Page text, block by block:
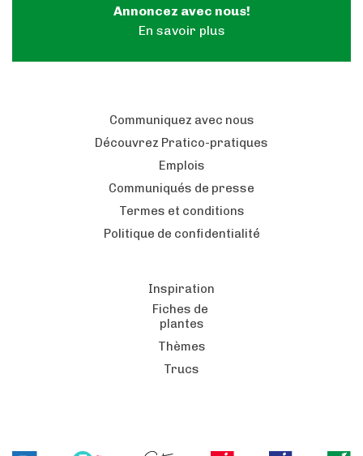
Annoncez avec nous!
En savoir plus
Communiquez avec nous
Découvrez Pratico-pratiques
Emplois
Communiqués de presse
Termes et conditions
Politique de confidentialité
Inspiration
Fiches de
plantes
Thèmes
Trucs